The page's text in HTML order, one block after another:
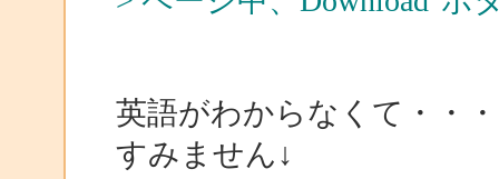
英語がわからなくて・・・
すみません↓